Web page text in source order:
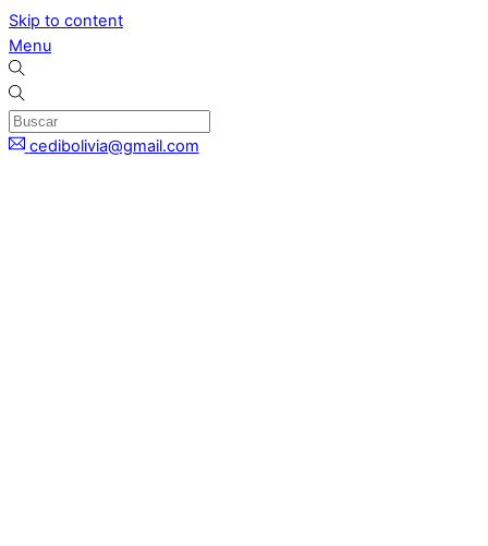
Skip to content
Menu
cedibolivia@gmail.com